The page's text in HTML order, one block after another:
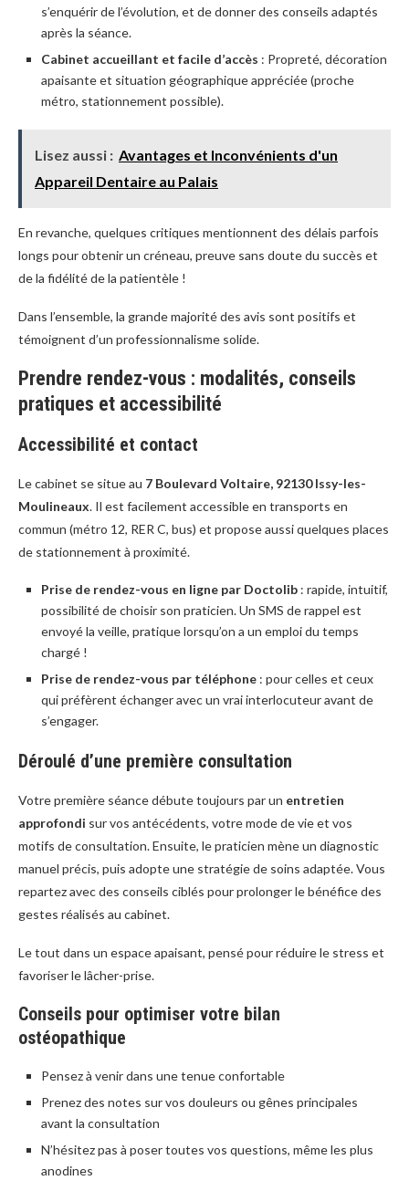
s’enquérir de l’évolution, et de donner des conseils adaptés
après la séance.
Cabinet accueillant et facile d’accès : Propreté, décoration
apaisante et situation géographique appréciée (proche
métro, stationnement possible).
Lisez aussi : Avantages et Inconvénients d'un
Appareil Dentaire au Palais
En revanche, quelques critiques mentionnent des délais parfois
longs pour obtenir un créneau, preuve sans doute du succès et
de la fidélité de la patientèle !
Dans l’ensemble, la grande majorité des avis sont positifs et
témoignent d’un professionnalisme solide.
Prendre rendez-vous : modalités, conseils
pratiques et accessibilité
Accessibilité et contact
Le cabinet se situe au 7 Boulevard Voltaire, 92130 Issy-les-
Moulineaux. Il est facilement accessible en transports en
commun (métro 12, RER C, bus) et propose aussi quelques places
de stationnement à proximité.
Prise de rendez-vous en ligne par Doctolib : rapide, intuitif,
possibilité de choisir son praticien. Un SMS de rappel est
envoyé la veille, pratique lorsqu’on a un emploi du temps
chargé !
Prise de rendez-vous par téléphone : pour celles et ceux
qui préfèrent échanger avec un vrai interlocuteur avant de
s’engager.
Déroulé d’une première consultation
Votre première séance débute toujours par un entretien
approfondi sur vos antécédents, votre mode de vie et vos
motifs de consultation. Ensuite, le praticien mène un diagnostic
manuel précis, puis adopte une stratégie de soins adaptée. Vous
repartez avec des conseils ciblés pour prolonger le bénéfice des
gestes réalisés au cabinet.
Le tout dans un espace apaisant, pensé pour réduire le stress et
favoriser le lâcher-prise.
Conseils pour optimiser votre bilan
ostéopathique
Pensez à venir dans une tenue confortable
Prenez des notes sur vos douleurs ou gênes principales
avant la consultation
N’hésitez pas à poser toutes vos questions, même les plus
anodines